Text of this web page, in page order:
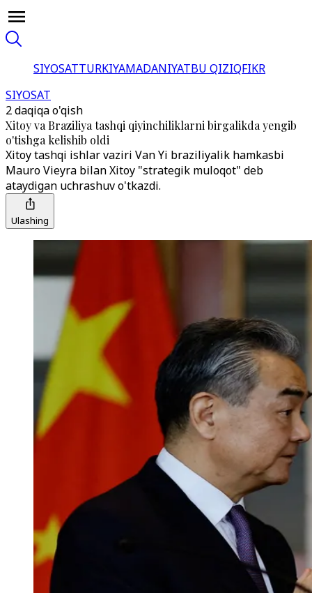
SIYOSATTURKIYAMADANIYATBU QIZIQFIKR
SIYOSAT
2 daqiqa o'qish
Xitoy va Braziliya tashqi qiyinchiliklarni birgalikda yengib
o'tishga kelishib oldi
Xitoy tashqi ishlar vaziri Van Yi braziliyalik hamkasbi
Mauro Vieyra bilan Xitoy "strategik muloqot" deb
ataydigan uchrashuv o'tkazdi.
Ulashing